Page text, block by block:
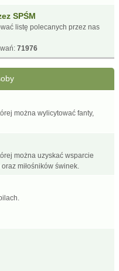
SPŚM
listę polecanych przez nas
71976
można wylicytować fanty,
można uzyskać wsparcie
miłośników świnek.